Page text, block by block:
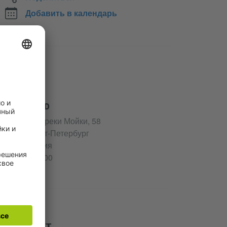
Добавить в календарь
Café D
Наб. реки Мойки, 58
Санкт-Петербург
Россия
190000